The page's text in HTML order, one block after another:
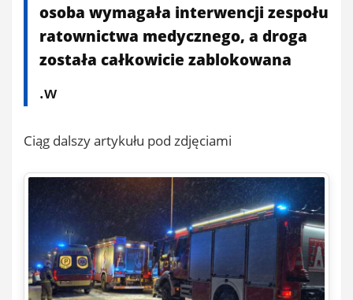
osoba wymagała interwencji zespołu
ratownictwa medycznego, a droga
została całkowicie zablokowana
.w
Ciąg dalszy artykułu pod zdjęciami